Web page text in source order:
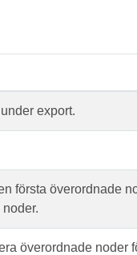
export.
första överordnade
överordnade noder